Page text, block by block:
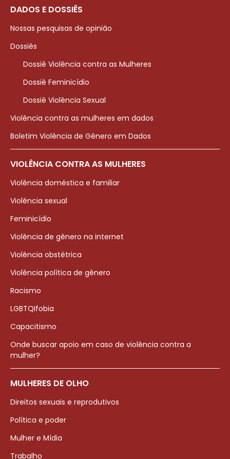
DADOS E DOSSIÊS
Nossas pesquisas de opinião
Dossiês
Dossiê Violência contra as Mulheres
Dossiê Feminicídio
Dossiê Violência Sexual
Violência contra as mulheres em dados
Boletim Violência de Gênero em Dados
VIOLÊNCIA CONTRA AS MULHERES
Violência doméstica e familiar
Violência sexual
Feminicídio
Violência de gênero na internet
Violência obstétrica
Violência política de gênero
Racismo
LGBTQIfobia
Capacitismo
Onde buscar apoio em caso de violência contra a
mulher?
MULHERES DE OLHO
Direitos sexuais e reprodutivos
Política e poder
Mulher e Mídia
Trabalho